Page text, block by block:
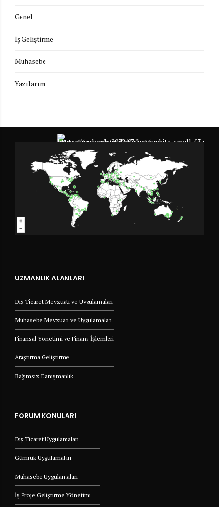
Genel
İş Geliştirme
Muhasebe
Yazılarım
UZMANLIK ALANLARI
Dış Ticaret Mevzuatı ve Uygulamaları
Muhasebe Mevzuatı ve Uygulamaları
Finansal Yönetimi ve Finans İşlemleri
Araştırma Geliştirme
Bağımsız Danışmanlık
FORUM KONULARI
Dış Ticaret Uygulamaları
Gümrük Uygulamaları
Muhasebe Uygulamaları
İş Proje Geliştirme Yönetimi